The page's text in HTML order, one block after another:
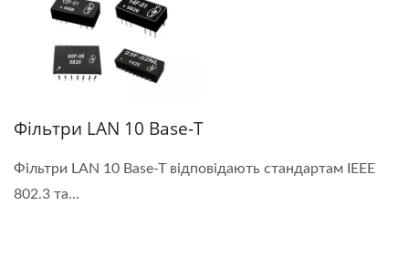
Фільтри LAN 10 Base-T
Фільтри LAN 10 Base-T відповідають стандартам IEEE
802.3 та...